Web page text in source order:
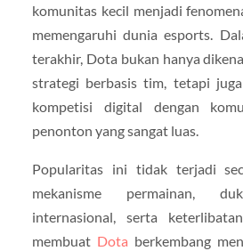
komunitas kecil menjadi
memengaruhi dunia esports.
terakhir, Dota bukan hanya
strategi berbasis tim, tetapi
kompetisi digital dengan
penonton yang sangat luas.
Popularitas ini tidak terjadi
mekanisme permainan,
internasional, serta
membuat Dota berkembang